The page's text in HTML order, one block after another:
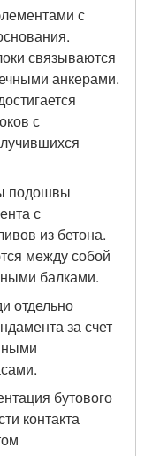
с
связываются
анкерами.
с
подошвы
с
из бетона.
между собой
балками.
отдельно
за счет
бутового
контакта